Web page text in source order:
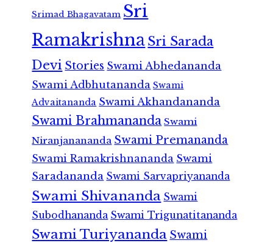
Srimad Bhagavatam Sri
RamakrishnaSri Sarada
Devi Stories Swami Abhedananda
Swami Adbhutananda Swami
Advaitananda Swami Akhandananda
Swami Brahmananda Swami
Niranjanananda Swami Premananda
Swami Ramakrishnananda Swami
Saradananda Swami Sarvapriyananda
Swami Shivananda Swami
Subodhananda Swami Trigunatitananda
Swami Turiyananda Swami